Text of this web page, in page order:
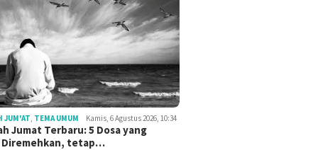
JUM'AT, TEMA UMUM Kamis, 6 Agustus 2026, 10:34
Jumat Terbaru: 5 Dosa yang
Diremehkan, tetap…